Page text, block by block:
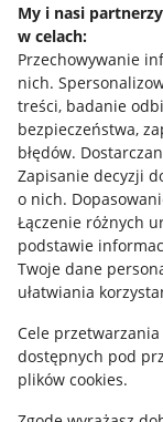
My i nasi
w celach:
Przechowywanie
nich.
treści, badanie
bezpieczeństwa,
błędów.
Zapisanie decyzji
o nich.
Łączenie różnych
podstawie
Twoje dane
ułatwiania
Cele
dostępnych pod
plików cookies.
Allegro Gadane dla
Allegro Gadane
Mapa miejscowości
Informacje
Regulamin
Polityka plików
Ustawienia plików
Udostępnianie
Informacje dla Aktu